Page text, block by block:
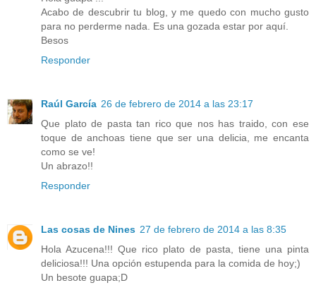
Acabo de descubrir tu blog, y me quedo con mucho gusto
para no perderme nada. Es una gozada estar por aquí.
Besos
Responder
Raúl García 26 de febrero de 2014 a las 23:17
Que plato de pasta tan rico que nos has traido, con ese
toque de anchoas tiene que ser una delicia, me encanta
como se ve!
Un abrazo!!
Responder
Las cosas de Nines 27 de febrero de 2014 a las 8:35
Hola Azucena!!! Que rico plato de pasta, tiene una pinta
deliciosa!!! Una opción estupenda para la comida de hoy;)
Un besote guapa;D